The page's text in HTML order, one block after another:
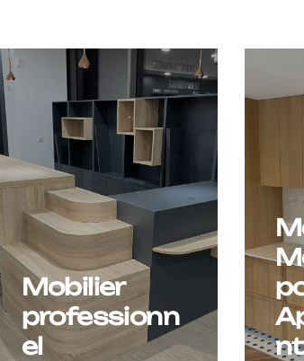
Mobilier
professionn
el
nt